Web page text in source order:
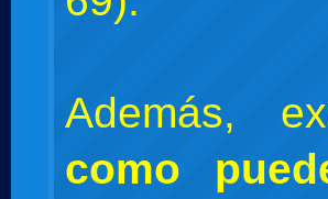
Además,
como